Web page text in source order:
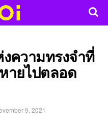
ความทรงจำที่
ายไปตลอด
9, 2021